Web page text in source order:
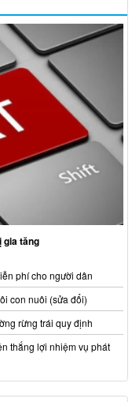
gia tăng
phí cho người dân
con nuôi (sửa đổi)
rừng trái quy định
thắng lợi nhiệm vụ phát